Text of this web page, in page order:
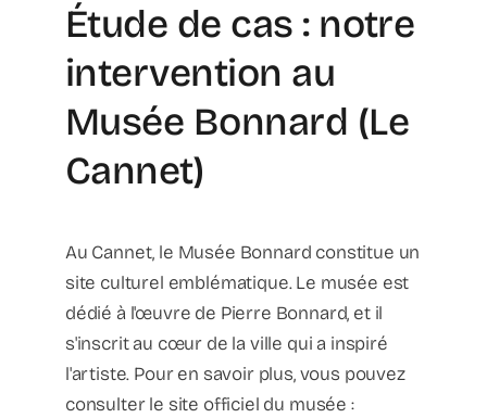
Étude de cas : notre
intervention au
Musée Bonnard (Le
Cannet)
Au Cannet, le Musée Bonnard constitue un
site culturel emblématique. Le musée est
dédié à l'œuvre de Pierre Bonnard, et il
s'inscrit au cœur de la ville qui a inspiré
l'artiste. Pour en savoir plus, vous pouvez
consulter le site officiel du musée :